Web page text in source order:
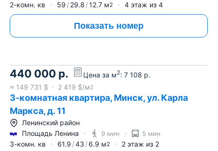
2-комн. кв 59 29.8 12.7 м2 4 этаж из 4
Показать номер
440 000 р. Цена за м2: 7 108 р.
≈ 149 731 $ 2 419 $/м2
3-комнатная квартира, Минск, ул. Карла
Маркса, д. 11
Ленинский район
Площадь Ленина
9 мин 5 мин
3-комн. кв 61.9 43 6.9 м2 2 этаж из 2